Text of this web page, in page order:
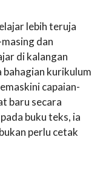
lebih teruja
dan
di kalangan
bahagian kurikulum
capaian-
baru secara
buku teks, ia
perlu cetak